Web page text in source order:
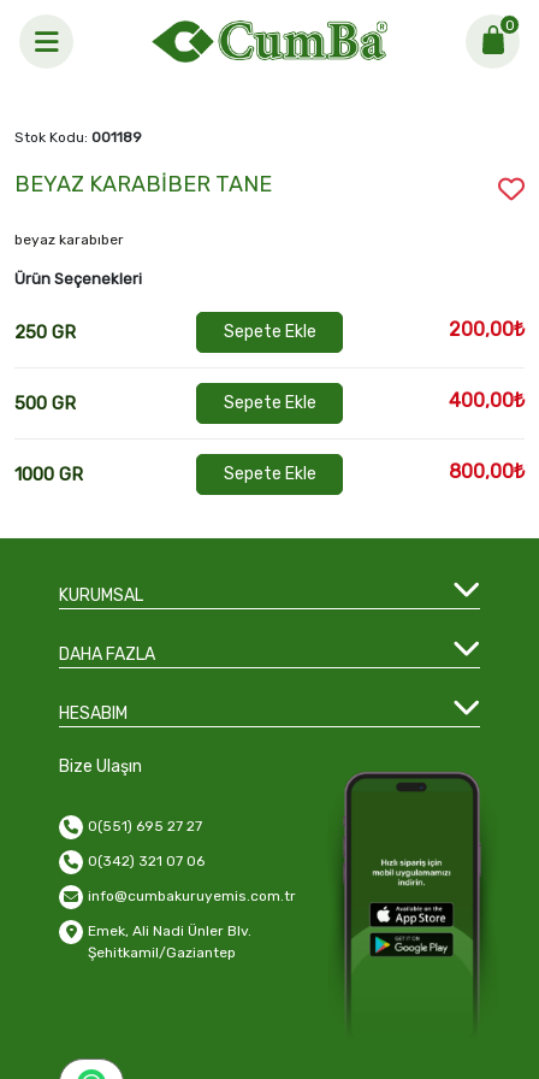
0
BEYAZ KARABİBER TANE
Stok Kodu: 001189
BEYAZ KARABİBER TANE
beyaz karabıber
Ürün Seçenekleri
250 GR Sepete Ekle 200,00₺
500 GR Sepete Ekle 400,00₺
1000 GR Sepete Ekle 800,00₺
KURUMSAL
DAHA FAZLA
HESABIM
Bize Ulaşın
0(551) 695 27 27
0(342) 321 07 06
info@cumbakuruyemis.com.tr
Emek, Ali Nadi Ünler Blv.
Şehitkamil/Gaziantep